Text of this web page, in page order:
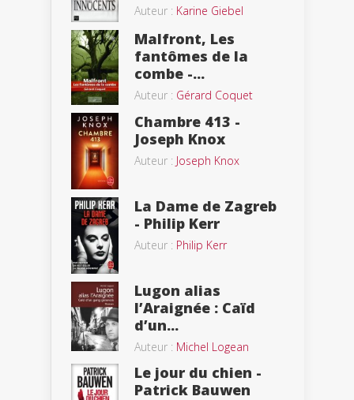
Auteur : Karine Giebel
Malfront, Les
fantômes de la
combe -...
Auteur : Gérard Coquet
Chambre 413 -
Joseph Knox
Auteur : Joseph Knox
La Dame de Zagreb
- Philip Kerr
Auteur : Philip Kerr
Lugon alias
l’Araignée : Caïd
d’un...
Auteur : Michel Logean
Le jour du chien -
Patrick Bauwen